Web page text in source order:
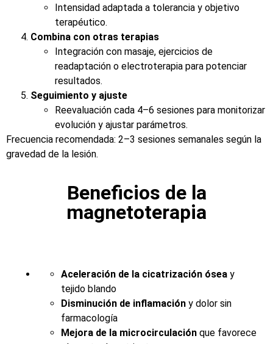
Intensidad adaptada a tolerancia y objetivo
terapéutico.
Combina con otras terapias
Integración con masaje, ejercicios de
readaptación o electroterapia para potenciar
resultados.
Seguimiento y ajuste
Reevaluación cada 4–6 sesiones para monitorizar
evolución y ajustar parámetros.
Frecuencia recomendada: 2–3 sesiones semanales según la
gravedad de la lesión.
Beneficios de la
magnetoterapia
Aceleración de la cicatrización ósea y
tejido blando
Disminución de inflamación y dolor sin
farmacología
Mejora de la microcirculación que favorece